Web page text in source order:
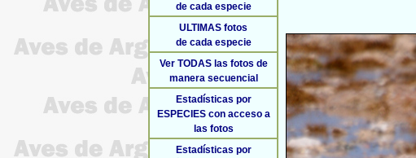
de cada especie
ULTIMAS fotos
de cada especie
Ver TODAS las fotos de
manera secuencial
Estadísticas por
ESPECIES con acceso a
las fotos
Estadísticas por